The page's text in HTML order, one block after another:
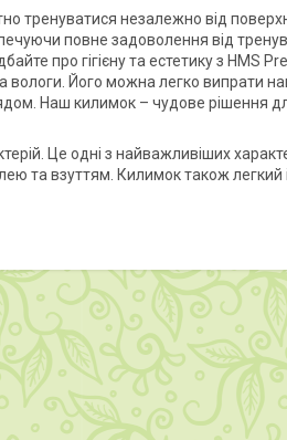
тренуватися незалежно від
повне задоволення від
про гігієну та естетику з HMS
вологи. Його можна легко випрати
Наш килимок – чудове рішення
Це одні з найважливіших
та взуттям. Килимок також легкий